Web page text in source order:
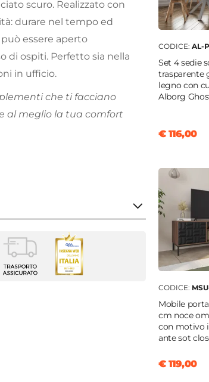
scuro. Realizzato con
durare nel tempo ed
essere aperto
di ospiti. Perfetto sia nella
in ufficio.
che ti facciano
al meglio la tua comfort
allungabile
CODICE: AL-
Set 4 sedie
trasparente
legno con
Alborg
€ 116,00
CODICE:
Mobile
cm noce
con motivo
ante sot
€ 119,00